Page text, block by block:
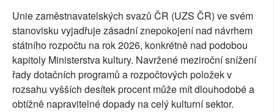
Unie zaměstnavatelských svazů ČR (UZS ČR) ve svém
stanovisku vyjadřuje zásadní znepokojení nad návrhem
státního rozpočtu na rok 2026, konkrétně nad podobou
kapitoly Ministerstva kultury. Navržené meziroční snížení
řady dotačních programů a rozpočtových položek v
rozsahu vyšších desítek procent může mít dlouhodobé a
obtížně napravitelné dopady na celý kulturní sektor.